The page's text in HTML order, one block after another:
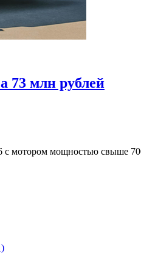
73 млн рублей
мотором мощностью свыше